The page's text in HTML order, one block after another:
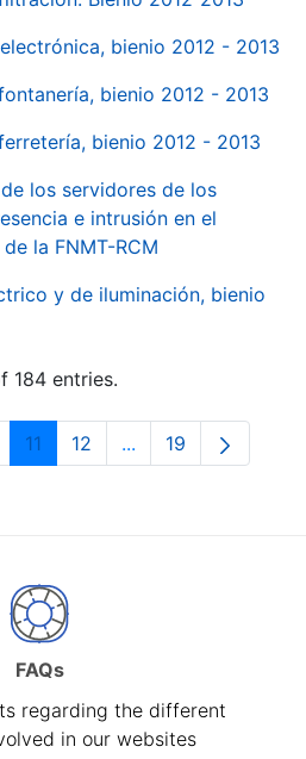
bienio 2012 - 2013
bienio 2012 - 2013
bienio 2012 - 2013
los servidores de los
e intrusión en el
la FNMT-RCM
y de iluminación, bienio
184 entries.
Pages Use TAB to navigate.
Page
11 Page
12 ...Intermediate
Page
19
FAQs
regarding the different
in our websites